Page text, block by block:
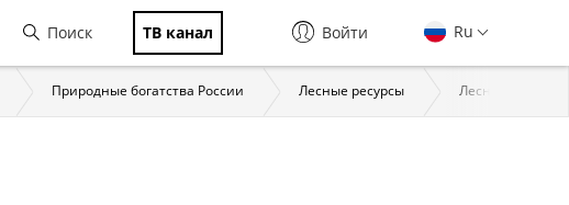
Поиск ТВ канал Ru
Войти
Природные богатства России Лесные ресурсы Лесное дело в